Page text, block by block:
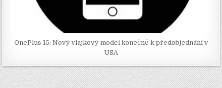
OnePlus 15: Nový vlajkový model konečně k předobjednání v
USA